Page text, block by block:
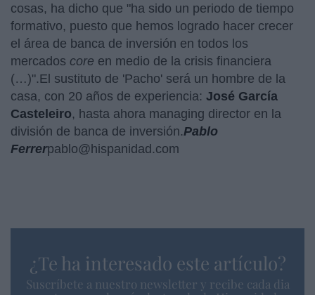
cosas, ha dicho que "ha sido un periodo de tiempo
formativo, puesto que hemos logrado hacer crecer
el área de banca de inversión en todos los
mercados core en medio de la crisis financiera
(…)".El sustituto de 'Pacho' será un hombre de la
casa, con 20 años de experiencia: José García
Casteleiro, hasta ahora managing director en la
división de banca de inversión.Pablo
Ferrerpablo@hispanidad.com
¿Te ha interesado este artículo?
Suscríbete a nuestro newsletter y recibe cada dia